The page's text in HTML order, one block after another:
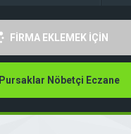
FİRMA EKLEMEK İÇİN
Pursaklar Nöbetçi Eczane